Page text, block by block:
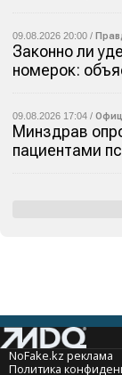
09.08.2026 20:00 /
Законно ли
номерок:
09.08.2026 17:04 /
Минздрав
пациентами
NoFake.kz реклама
Политика